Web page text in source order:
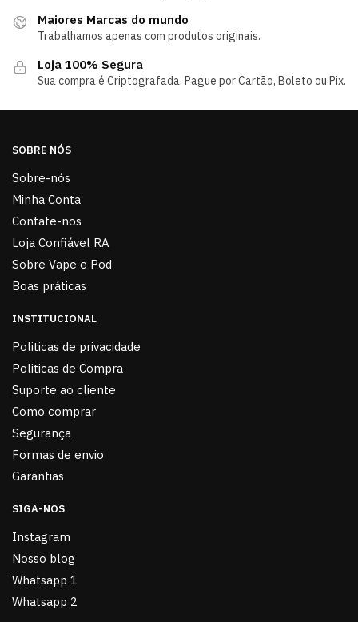
Maiores Marcas do mundo
Trabalhamos apenas com produtos originais.
Loja 100% Segura
Sua compra é Criptografada. Pague por Cartão, Boleto ou Pix.
SOBRE NÓS
Sobre-nós
Minha Conta
Contate-nos
Loja Confiável RA
Sobre Vape e Pod
Boas práticas
INSTITUCIONAL
Politicas de privacidade
Politicas de Compra
Suporte ao cliente
Como comprar
Segurança
Formas de envio
Garantias
SIGA-NOS
Instagram
Nosso blog
Whatsapp 1
Whatsapp 2